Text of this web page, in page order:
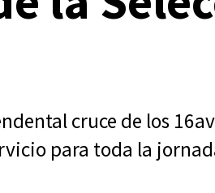
cruce de los
para toda la